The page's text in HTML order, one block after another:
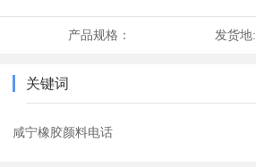
产品规格： 发货地:
关键词
咸宁橡胶颜料电话